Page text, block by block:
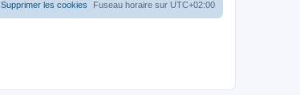
Fuseau horaire sur UTC+02:00
Supprimer les cookies